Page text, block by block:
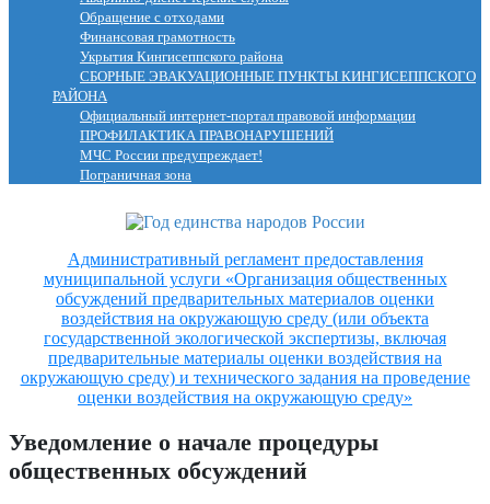
Обращение с отходами
Финансовая грамотность
Укрытия Кингисеппского района
СБОРНЫЕ ЭВАКУАЦИОННЫЕ ПУНКТЫ КИНГИСЕППСКОГО
РАЙОНА
Официальный интернет-портал правовой информации
ПРОФИЛАКТИКА ПРАВОНАРУШЕНИЙ
МЧС России предупреждает!
Пограничная зона
Административный регламент предоставления
муниципальной услуги «Организация общественных
обсуждений предварительных материалов оценки
воздействия на окружающую среду (или объекта
государственной экологической экспертизы, включая
предварительные материалы оценки воздействия на
окружающую среду) и технического задания на проведение
оценки воздействия на окружающую среду»
Уведомление о начале процедуры
общественных обсуждений